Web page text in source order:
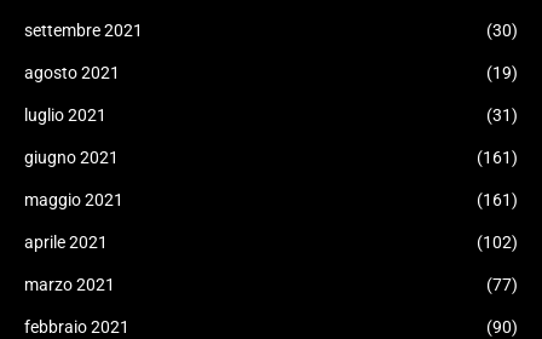
settembre 2021 (30)
agosto 2021 (19)
luglio 2021 (31)
giugno 2021 (161)
maggio 2021 (161)
aprile 2021 (102)
marzo 2021 (77)
febbraio 2021 (90)